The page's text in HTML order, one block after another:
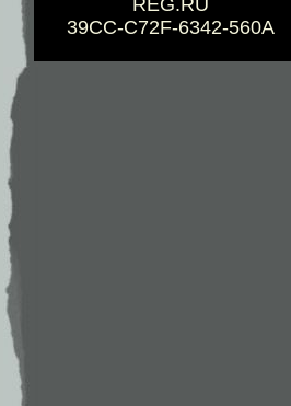
REG.RU
39CC-C72F-6342-560A